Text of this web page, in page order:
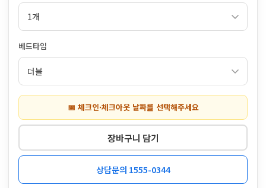
베드타입
📅 체크인·체크아웃 날짜를 선택해주세요
장바구니 담기
상담문의 1555-0344